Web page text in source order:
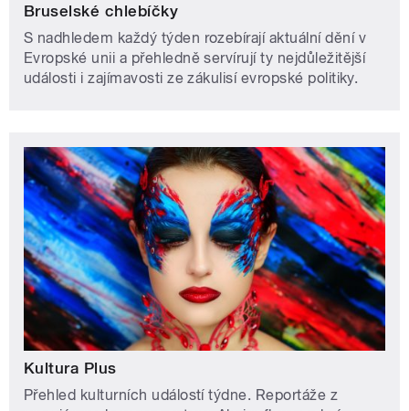
Bruselské chlebíčky
S nadhledem každý týden rozebírají aktuální dění v
Evropské unii a přehledně servírují ty nejdůležitější
události i zajímavosti ze zákulisí evropské politiky.
Kultura Plus
Přehled kulturních událostí týdne. Reportáže z